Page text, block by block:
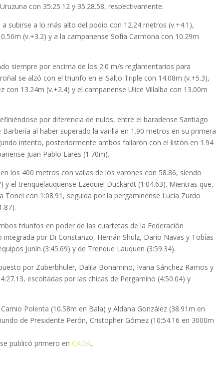
con 35:25.12 y 35:28.58, respectivamente.
a subirse a lo más alto del podio con 12.24 metros (v.+4.1),
(v.+3.2) y a la campanense Sofía Carmona con 10.29m
siempre por encima de los 2.0 m/s reglamentarios para
se alzó con el triunfo en el Salto Triple con 14.08m (v.+5.3),
13.24m (v.+2.4) y el campanense Ulice Villalba con 13.00m
por diferencia de nulos, entre el baradense Santiago
al haber superado la varilla en 1.90 metros en su primera
intento, posteriormente ambos fallaron con el listón en 1.94
Juan Pablo Lares (1.70m).
los 400 metros con vallas de los varones con 58.86, siendo
el trenquelauquense Ezequiel Duckardt (1:04.63). Mientras que,
con 1:08.91, seguida por la pergaminense Lucia Zurdo
triunfos en poder de las cuartetas de la Federación
por Di Constanzo, Hernán Shulz, Darío Navas y Tobías
Junín (3:45.69) y de Trenque Lauquen (3:59.34).
por Zuberbhuler, Dalila Bonamino, Ivana Sánchez Ramos y
escoltadas por las chicas de Pergamino (4:50.04) y
Polenta (10.58m en Bala) y Aldana González (38.91m en
de Presidente Perón, Cristopher Gómez (10:54.16 en 3000m
se publicó primero enCADA.